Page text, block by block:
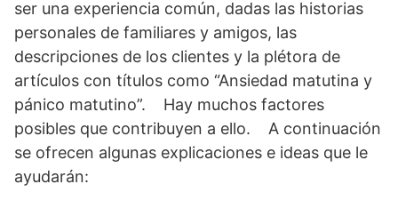
ser una experiencia común, dadas las historias
personales de familiares y amigos, las
descripciones de los clientes y la plétora de
artículos con títulos como “Ansiedad matutina y
pánico matutino”. Hay muchos factores
posibles que contribuyen a ello. A continuación
se ofrecen algunas explicaciones e ideas que le
ayudarán: